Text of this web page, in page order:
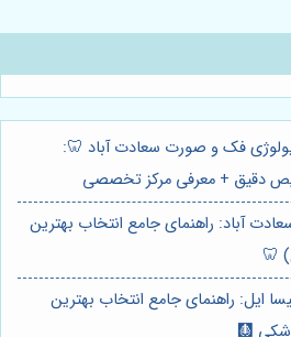
فک و صورت سعادت آباد 🦷:
دقیق + معرفی مرکز تخصصی
آباد: راهنمای جامع انتخاب بهترین
🦷
ایل: راهنمای جامع انتخاب بهترین